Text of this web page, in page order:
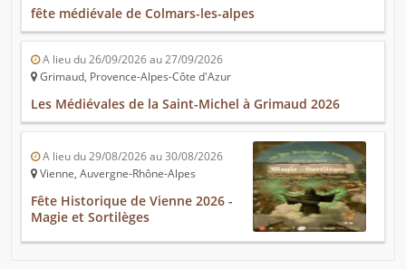
fête médiévale de Colmars-les-alpes
A lieu du 26/09/2026 au 27/09/2026
Grimaud, Provence-Alpes-Côte d'Azur
Les Médiévales de la Saint-Michel à Grimaud 2026
A lieu du 29/08/2026 au 30/08/2026
Vienne, Auvergne-Rhône-Alpes
Fête Historique de Vienne 2026 -
Magie et Sortilèges